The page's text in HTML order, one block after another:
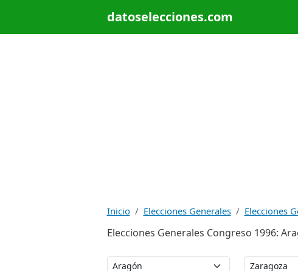
datoselecciones.com
Inicio Elecciones Generales Elecciones
Elecciones Generales Congreso 1996: